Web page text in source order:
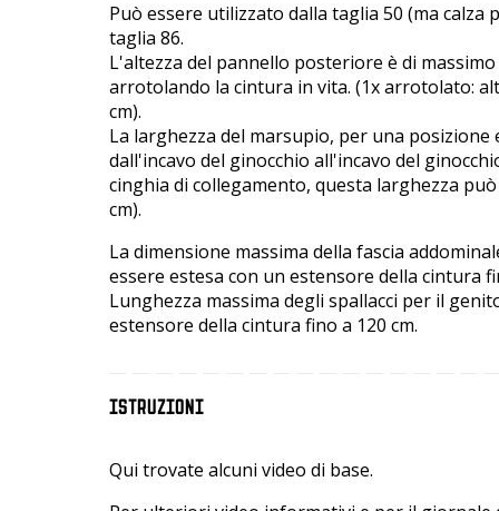
Può essere utilizzato dalla taglia 50 (ma
taglia 86.
L'altezza del pannello posteriore è di
arrotolando la cintura in vita. (1x arrotolato:
cm).
La larghezza del marsupio, per una
dall'incavo del ginocchio all'incavo del
cinghia di collegamento, questa larghezza
cm).
La dimensione massima della fascia
essere estesa con un estensore della cintura
Lunghezza massima degli spallacci per il
estensore della cintura fino a 120 cm.
ISTRUZIONI
Qui trovate alcuni video di base.